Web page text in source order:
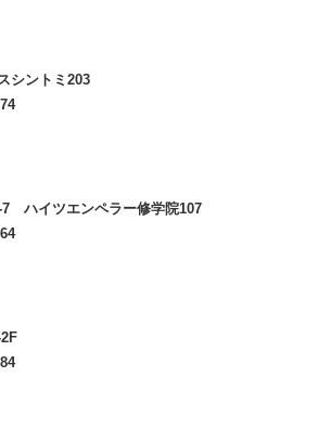
シントミ203
7 ハイツエンペラー修学院107